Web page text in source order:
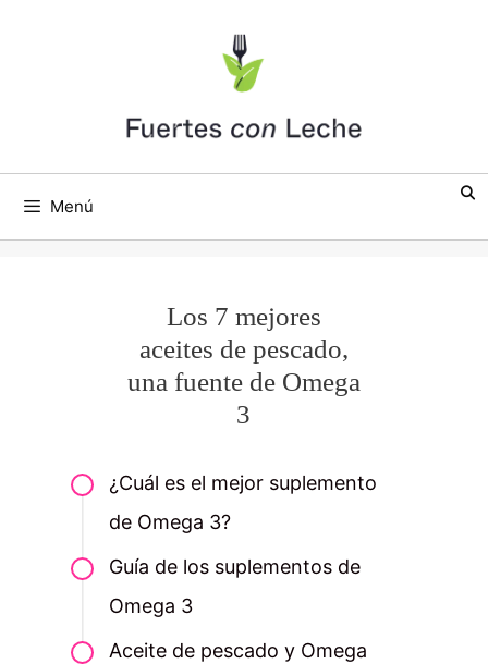
Menú
Los 7 mejores
aceites de pescado,
una fuente de Omega
3
¿Cuál es el mejor suplemento
de Omega 3?
Guía de los suplementos de
Omega 3
Aceite de pescado y Omega